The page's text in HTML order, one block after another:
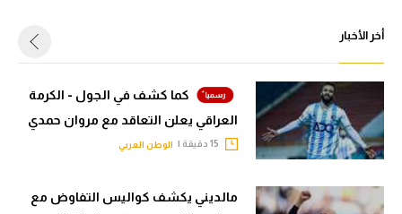
أخر الأخبار
كما كشف في الجول - الكرمة
العراقي يعلن التعاقد مع مروان حمدي
الوطن العربي
مالديني يكشف كواليس التفاوض مع